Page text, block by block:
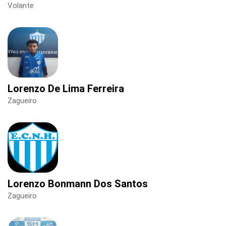
Volante
Lorenzo De Lima Ferreira
Zagueiro
Lorenzo Bonmann Dos Santos
Zagueiro